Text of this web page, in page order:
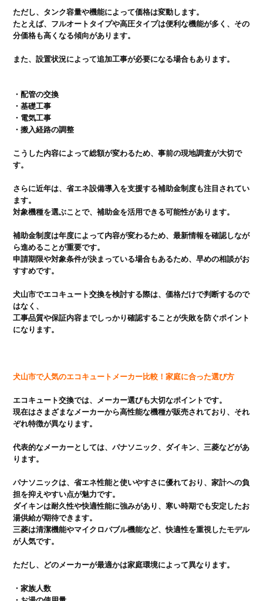
ただし、タンク容量や機能によって価格は変動します。
たとえば、フルオートタイプや高圧タイプは便利な機能が多く、その
分価格も高くなる傾向があります。
また、設置状況によって追加工事が必要になる場合もあります。
・配管の交換
・基礎工事
・電気工事
・搬入経路の調整
こうした内容によって総額が変わるため、事前の現地調査が大切で
す。
さらに近年は、省エネ設備導入を支援する補助金制度も注目されてい
ます。
対象機種を選ぶことで、補助金を活用できる可能性があります。
補助金制度は年度によって内容が変わるため、最新情報を確認しなが
ら進めることが重要です。
申請期限や対象条件が決まっている場合もあるため、早めの相談がお
すすめです。
犬山市でエコキュート交換を検討する際は、価格だけで判断するので
はなく、
工事品質や保証内容までしっかり確認することが失敗を防ぐポイント
になります。
犬山市で人気のエコキュートメーカー比較！家庭に合った選び方
エコキュート交換では、メーカー選びも大切なポイントです。
現在はさまざまなメーカーから高性能な機種が販売されており、それ
ぞれ特徴が異なります。
代表的なメーカーとしては、パナソニック、ダイキン、三菱などがあ
ります。
パナソニックは、省エネ性能と使いやすさに優れており、家計への負
担を抑えやすい点が魅力です。
ダイキンは耐久性や快適性能に強みがあり、寒い時期でも安定したお
湯供給が期待できます。
三菱は清潔機能やマイクロバブル機能など、快適性を重視したモデル
が人気です。
・家族人数